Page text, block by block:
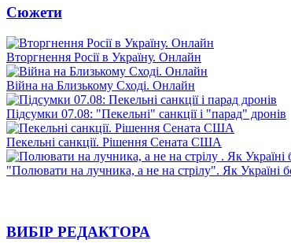
Сюжети
Вторгнення Росії в Україну. Онлайн
Війна на Близькому Сході. Онлайн
Підсумки 07.08: "Пекельні" санкції і "парад" дронів
Пекельні санкції. Рішення Сената США
"Полювати на лучника, а не на стрілу". Як Україні
ВИБІР РЕДАКТОРА